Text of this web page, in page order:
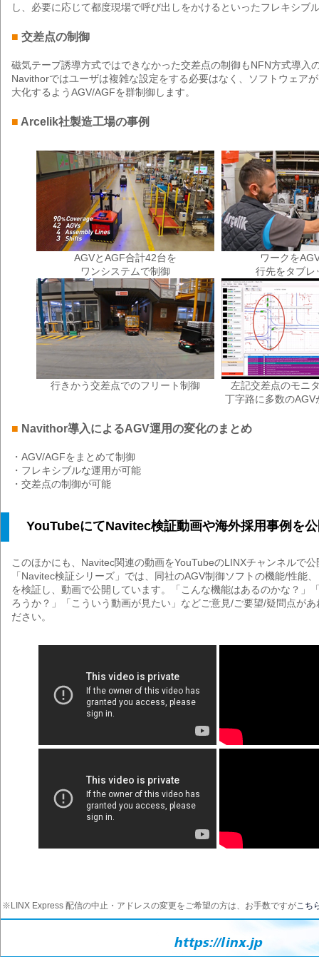
し、必要に応じて都度現場で呼び出しをかけるといったフレキシブ
■ 交差点の制御
磁気テープ誘導方式ではできなかった交差点の制御もNFN方式導入
Navithorではユーザは複雑な設定をする必要はなく、ソフトウェア
大化するようAGV/AGFを群制御します。
■ Arcelik社製造工場の事例
AGVとAGF合計42台を
ワンシステムで制御
ワークを
行先をタブレ
行きかう交差点でのフリート制御
左記交差点のモニ
丁字路に多数の
■ Navithor導入によるAGV運用の変化のまとめ
・AGV/AGFをまとめて制御
・フレキシブルな運用が可能
・交差点の制御が可能
YouTubeにてNavitec検証動画や海外採用事例を
このほかにも、Navitec関連の動画をYouTubeのLINXチャンネルで
「Navitec検証シリーズ」では、同社のAGV制御ソフトの機能/性能
を検証し、動画で公開しています。「こんな機能はあるのかな？」
ろうか？」「こういう動画が見たい」などご意見/ご要望/疑問点が
ださい。
※LINX Express 配信の中止・アドレスの変更をご希望の方は、お手数ですがこち